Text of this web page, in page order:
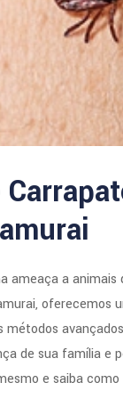
ameaça a
métodos
de sua família e
e saiba